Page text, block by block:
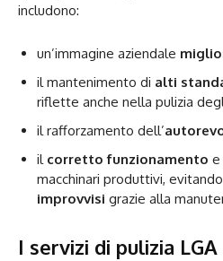
includono:
un’immagine aziendale
il mantenimento di alti
riflette anche nella pulizia
il rafforzamento dell’
il corretto funzionamento e
macchinari produttivi,
improvvisi grazie alla
I servizi di pulizia LGA